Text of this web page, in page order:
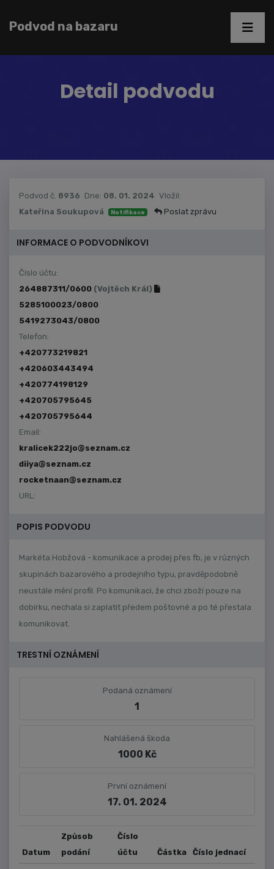
Podvod na bazaru
Detail podvodu
Podvod č. 8936 Dne: 08. 01. 2024 Vložil:
Kateřina Soukupová
Notifikace Poslat zprávu
INFORMACE O PODVODNÍKOVI
Číslo účtu:
264887311/0600 (Vojtěch Král)
5285100023/0800
5419273043/0800
Telefon:
+420773219821
+420603443494
+420774198129
+420705795645
+420705795644
Email:
kralicek222jo@seznam.cz
diiya@seznam.cz
rocketnaan@seznam.cz
URL:
POPIS PODVODU
Markéta Hobžová - komunikace a prodej přes fb, je v různých
skupinách bazarového a prodejního typu, pravděpodobně
neustále mění profil. Po komunikaci, že chci zboží pouze na
dobírku, nechala si zaplatit předem poštovné a po té přestala
komunikovat.
TRESTNÍ OZNÁMENÍ
Podaná oznámení
1
Nahlášená škoda
1000 Kč
První oznámení
17. 01. 2024
Datum
Způsob
podání
Číslo
účtu
Částka Číslo jednací